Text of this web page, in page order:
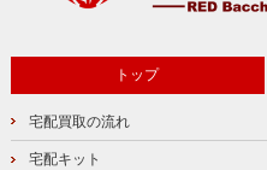
トップ
宅配買取の流れ
宅配キット